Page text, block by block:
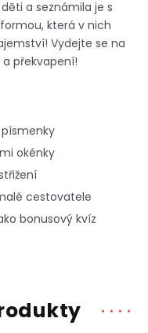
a seznámila je s
která v nich
Vydejte se na
překvapení!
okénky
cestovatele
bonusový kvíz